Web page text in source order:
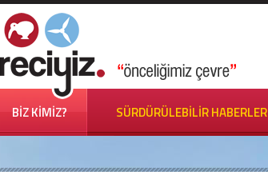
BİZ KİMİZ? SÜRDÜRÜLEBİLİR HABERLER